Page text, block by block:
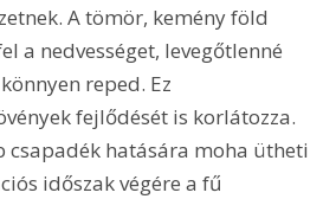
A tömör, kemény föld
a nedvességet, levegőtlenné
reped. Ez
fejlődését is korlátozza.
csapadék hatására moha ütheti
időszak végére a fű